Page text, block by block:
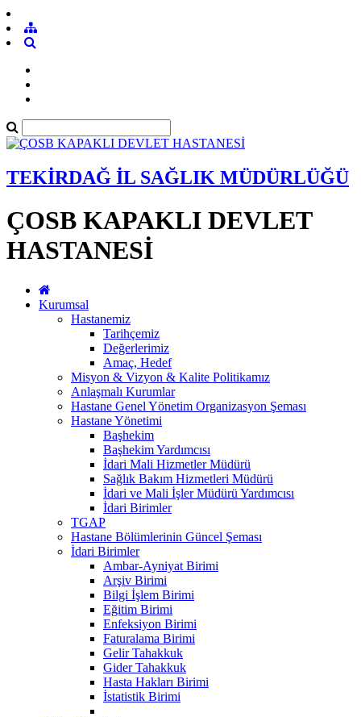
TEKİRDAĞ İL SAĞLIK MÜDÜRLÜĞÜ
ÇOSB KAPAKLI DEVLET
HASTANESİ
Kurumsal
Hastanemiz
Tarihçemiz
Değerlerimiz
Amaç, Hedef
Misyon & Vizyon & Kalite Politikamız
Anlaşmalı Kurumlar
Hastane Genel Yönetim Organizasyon Şeması
Hastane Yönetimi
Başhekim
Başhekim Yardımcısı
İdari Mali Hizmetler Müdürü
Sağlık Bakım Hizmetleri Müdürü
İdari ve Mali İşler Müdürü Yardımcısı
İdari Birimler
TGAP
Hastane Bölümlerinin Güncel Şeması
İdari Birimler
Ambar-Ayniyat Birimi
Arşiv Birimi
Bilgi İşlem Birimi
Eğitim Birimi
Enfeksiyon Birimi
Faturalama Birimi
Gelir Tahakkuk
Gider Tahakkuk
Hasta Hakları Birimi
İstatistik Birimi